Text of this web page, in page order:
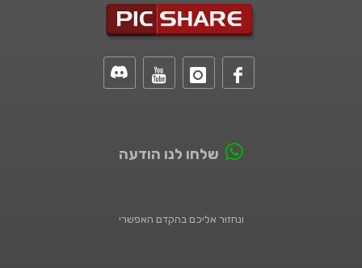
שלחו לנו הודעה
ונחזור אליכם בהקדם האפשרי